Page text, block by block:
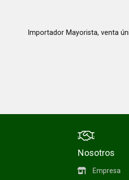
Importador Mayorista, venta
Nosotros
Empresa